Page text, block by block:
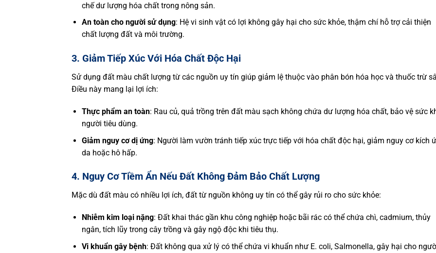
chế dư lượng hóa chất trong nông sản.
An toàn cho người sử dụng: Hệ vi sinh vật có lợi không gây hại cho sức khỏe, thậm chí hỗ trợ cải thiện
chất lượng đất và môi trường.
3. Giảm Tiếp Xúc Với Hóa Chất Độc Hại
Sử dụng đất màu chất lượng từ các nguồn uy tín giúp giảm lệ thuộc vào phân bón hóa học và thuốc trừ
Điều này mang lại lợi ích:
Thực phẩm an toàn: Rau củ, quả trồng trên đất màu sạch không chứa dư lượng hóa chất, bảo vệ sức
người tiêu dùng.
Giảm nguy cơ dị ứng: Người làm vườn tránh tiếp xúc trực tiếp với hóa chất độc hại, giảm nguy cơ kích
da hoặc hô hấp.
4. Nguy Cơ Tiềm Ẩn Nếu Đất Không Đảm Bảo Chất Lượng
Mặc dù đất màu có nhiều lợi ích, đất từ nguồn không uy tín có thể gây rủi ro cho sức khỏe:
Nhiễm kim loại nặng: Đất khai thác gần khu công nghiệp hoặc bãi rác có thể chứa chì, cadmium, thủy
ngân, tích lũy trong cây trồng và gây ngộ độc khi tiêu thụ.
Vi khuẩn gây bệnh: Đất không qua xử lý có thể chứa vi khuẩn như E. coli, Salmonella, gây hại cho